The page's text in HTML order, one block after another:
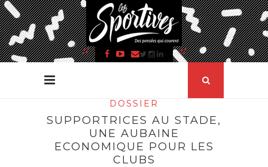
DOSSIER
SUPPORTRICES AU STADE,
UNE AUBAINE
ECONOMIQUE POUR LES
CLUBS